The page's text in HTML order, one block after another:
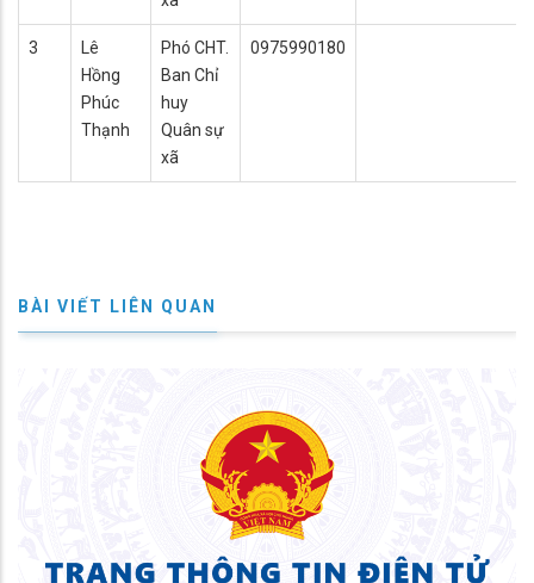
3
Lê
Hồng
Phúc
Thạnh
Phó CHT.
Ban Chỉ
huy
Quân sự
xã
0975990180
BÀI VIẾT LIÊN QUAN